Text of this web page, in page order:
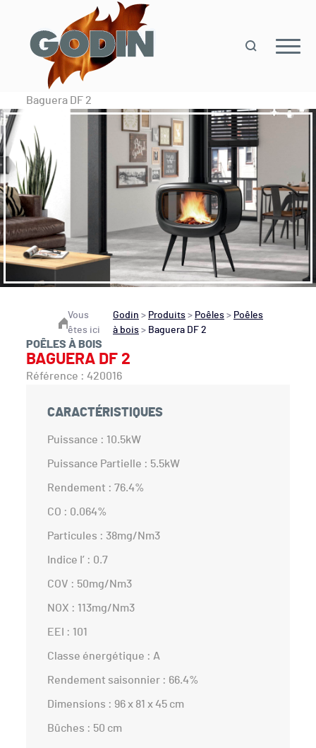
Baguera DF 2
Vous
êtes ici
Godin > Produits > Poêles > Poêles
à bois > Baguera DF 2
POÊLES À BOIS
BAGUERA DF 2
Référence : 420016
CARACTÉRISTIQUES
Puissance : 10.5kW
Puissance Partielle : 5.5kW
Rendement : 76.4%
CO : 0.064%
Particules : 38mg/Nm3
Indice I’ : 0.7
COV : 50mg/Nm3
NOX : 113mg/Nm3
EEI : 101
Classe énergétique : A
Rendement saisonnier : 66.4%
Dimensions : 96 x 81 x 45 cm
Bûches : 50 cm